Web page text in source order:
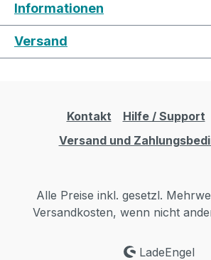
Informationen
Versand
Kontakt Hilfe / Support
Versand und
Alle Preise inkl. gesetzl.
Versandkosten, wenn nicht
LadeEngel